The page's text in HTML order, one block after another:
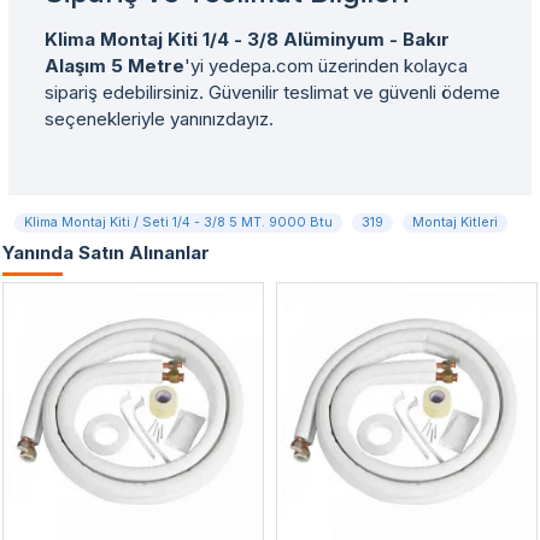
Klima Montaj Kiti 1/4 - 3/8 Alüminyum - Bakır
Alaşım 5 Metre'yi yedepa.com üzerinden kolayca
sipariş edebilirsiniz. Güvenilir teslimat ve güvenli ödeme
seçenekleriyle yanınızdayız.
Klima Montaj Kiti / Seti 1/4 - 3/8 5 MT. 9000 Btu 319 Montaj Kitleri
Yanında Satın Alınanlar